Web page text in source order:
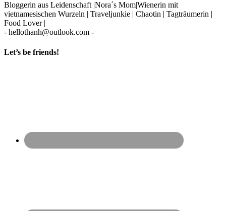
Bloggerin aus Leidenschaft |Nora´s Mom|Wienerin mit
vietnamesischen Wurzeln | Traveljunkie | Chaotin | Tagträumerin |
Food Lover |
- hellothanh@outlook.com -
Let’s be friends!